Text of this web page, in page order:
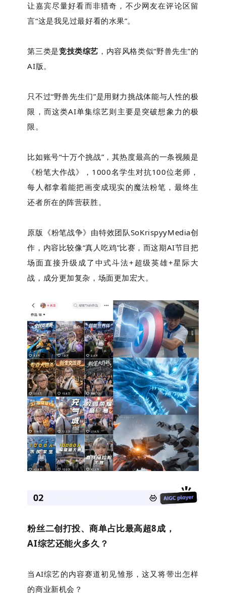
让嘉宾尽量好看而非猎奇，不少网友在评论区留
言“这是我见过最好看的水果”。
第三类是竞技类综艺 ，内容风格类似“野兽先生”的
AI版。
只不过“野兽先生们”是用财力挑战体能与人性的极
限，而这类AI单集综艺则主要是突破想象力的极
限。
比如账号“十万个挑战”，其热度最高的一条视频是
《粉笔大作战》，1000名学生对抗100位老师，
每人都拿着能把画变成现实的魔法粉笔，最终生
还者所在的阵营获胜。
原版《粉笔战争》由特效团队SoKrispyyMedia创
作，内容比较像“真人吃鸡”比赛，而这期AI节目把
场面直接升级成了中式斗法+超级英雄+星际大
战，成分更加复杂，场面更加宏大。
粉丝二创打投、商单占比最高超8成，
AI综艺还能火多久？
当AI综艺的内容赛道初见雏形，这又将带出怎样
的商业新机会？